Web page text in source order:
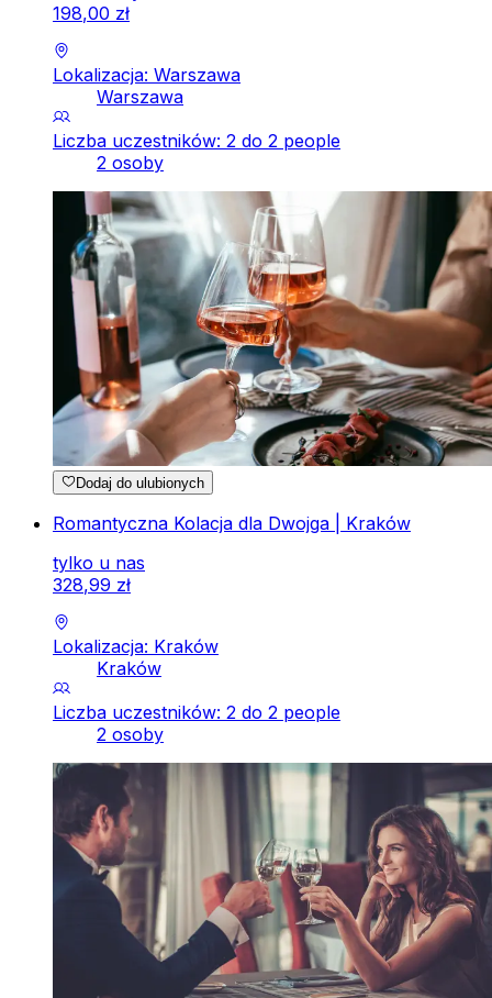
198,00 zł
Lokalizacja: Warszawa
Warszawa
Liczba uczestników: 2 do 2 people
2 osoby
Dodaj do ulubionych
Romantyczna Kolacja dla Dwojga | Kraków
tylko u nas
328,99 zł
Lokalizacja: Kraków
Kraków
Liczba uczestników: 2 do 2 people
2 osoby